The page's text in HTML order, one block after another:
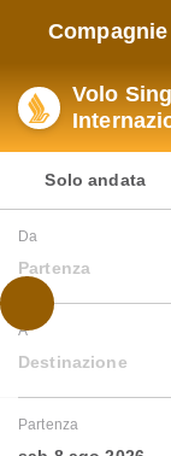
Volo
Solo andata
Da
Partenza
A
Destinazione
Partenza